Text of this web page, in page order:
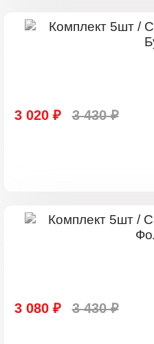
3 020 ₽ 3 430 ₽
3 080 ₽ 3 430 ₽